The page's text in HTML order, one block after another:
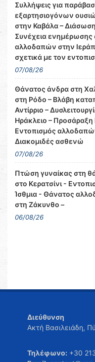
Συλλήψεις για
εξαρτησιογόνων
στην Καβάλα –
Συνέχεια ενημέρωσης
αλλοδαπών στην
σχετικά με τον
07/08/26
Θάνατος άνδρα στη
στη Ρόδο – Βλάβη
Αντίρριο –
Ηράκλειο –
Εντοπισμός
Διακομιδές ασθενώ
07/08/26
Πτώση γυναίκας στη
στο Κερατσίνι -
Ίσθμια - Θάνατος
στη Ζάκυνθο –
06/08/26
Διεύθυνση
Ακτή Βασιλειάδη,
Τηλέφωνο: +30